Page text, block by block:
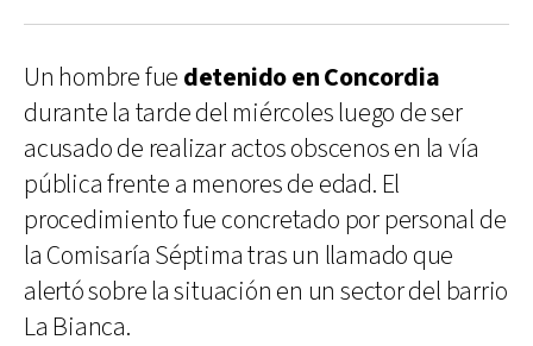
Un hombre fue detenido en Concordia
durante la tarde del miércoles luego de ser
acusado de realizar actos obscenos en la vía
pública frente a menores de edad. El
procedimiento fue concretado por personal de
la Comisaría Séptima tras un llamado que
alertó sobre la situación en un sector del barrio
La Bianca.